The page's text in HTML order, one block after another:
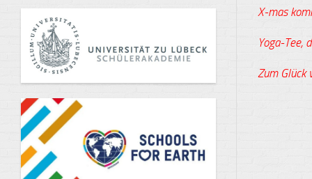
X-mas
Yoga-Tee,
Zum Glück